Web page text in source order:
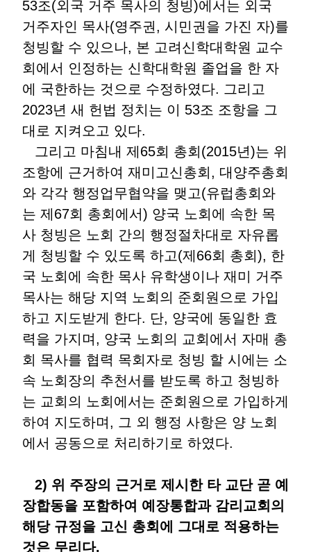
53조(외국 거주 목사의 청빙)에서는 외국
거주자인 목사(영주권, 시민권을 가진 자)를
청빙할 수 있으나, 본 고려신학대학원 교수
회에서 인정하는 신학대학원 졸업을 한 자
에 국한하는 것으로 수정하였다. 그리고
2023년 새 헌법 정치는 이 53조 조항을 그
대로 지켜오고 있다.
그리고 마침내 제65회 총회(2015년)는 위
조항에 근거하여 재미고신총회, 대양주총회
와 각각 행정업무협약을 맺고(유럽총회와
는 제67회 총회에서) 양국 노회에 속한 목
사 청빙은 노회 간의 행정절차대로 자유롭
게 청빙할 수 있도록 하고(제66회 총회), 한
국 노회에 속한 목사 유학생이나 재미 거주
목사는 해당 지역 노회의 준회원으로 가입
하고 지도받게 한다. 단, 양국에 동일한 효
력을 가지며, 양국 노회의 교회에서 자매 총
회 목사를 협력 목회자로 청빙 할 시에는 소
속 노회장의 추천서를 받도록 하고 청빙하
는 교회의 노회에서는 준회원으로 가입하게
하여 지도하며, 그 외 행정 사항은 양 노회
에서 공동으로 처리하기로 하였다.
2) 위 주장의 근거로 제시한 타 교단 곧 예
장합동을 포함하여 예장통합과 감리교회의
해당 규정을 고신 총회에 그대로 적용하는
것은 무리다.